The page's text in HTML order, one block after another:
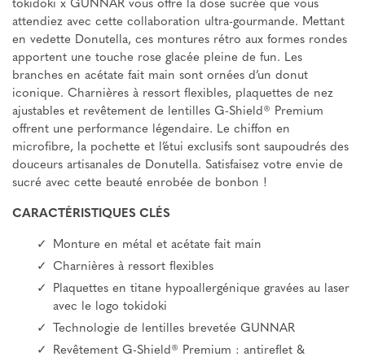
tokidoki x GUNNAR vous offre la dose sucrée que vous
attendiez avec cette collaboration ultra-gourmande. Mettant
en vedette Donutella, ces montures rétro aux formes rondes
apportent une touche rose glacée pleine de fun. Les
branches en acétate fait main sont ornées d’un donut
iconique. Charnières à ressort flexibles, plaquettes de nez
ajustables et revêtement de lentilles G-Shield® Premium
offrent une performance légendaire. Le chiffon en
microfibre, la pochette et l’étui exclusifs sont saupoudrés des
douceurs artisanales de Donutella. Satisfaisez votre envie de
sucré avec cette beauté enrobée de bonbon !
CARACTÉRISTIQUES CLÉS
Monture en métal et acétate fait main
Charnières à ressort flexibles
Plaquettes en titane hypoallergénique gravées au laser
avec le logo tokidoki
Technologie de lentilles brevetée GUNNAR
Revêtement G-Shield® Premium : antireflet &